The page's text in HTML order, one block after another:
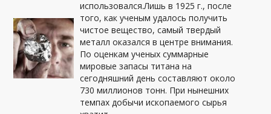
использовался.Лишь в 1925 г., после
того, как ученым удалось получить
чистое вещество, самый твердый
металл оказался в центре внимания.
По оценкам ученых суммарные
мировые запасы титана на
сегодняшний день составляют около
730 миллионов тонн. При нынешних
темпах добычи ископаемого сырья